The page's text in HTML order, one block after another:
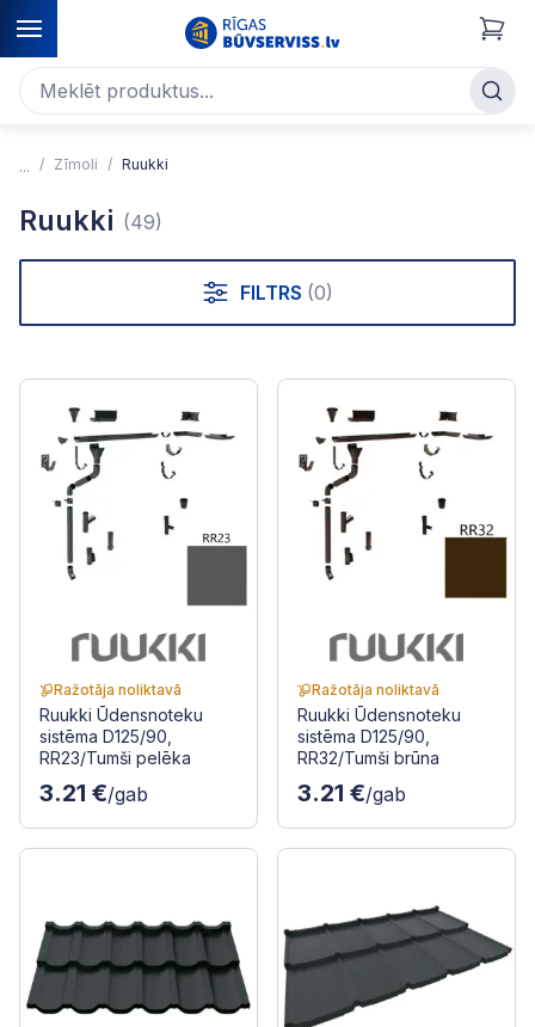
Zīmoli Ruukki
Ruukki (49)
FILTRS (0)
Ražotāja noliktavā
Ruukki Ūdensnoteku
sistēma D125/90,
RR23/Tumši pelēka
3.21 €/gab
Ražotāja noliktavā
Ruukki Ūdensnoteku
sistēma D125/90,
RR32/Tumši brūna
3.21 €/gab